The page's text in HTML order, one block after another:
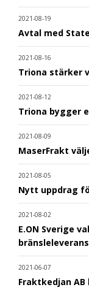
2021-08-19
Avtal med
2021-08-16
Triona stärker
2021-08-12
Triona bygger
2021-08-09
MaserFrakt
2021-08-05
Nytt uppdrag
2021-08-02
E.ON Sverige
2021-06-07
Fraktkedjan